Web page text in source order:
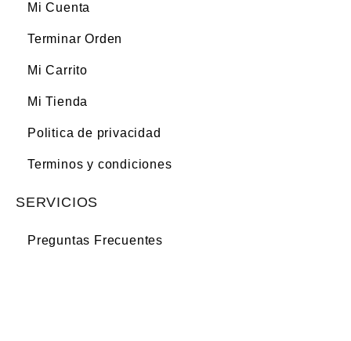
Mi Cuenta
Terminar Orden
Mi Carrito
Mi Tienda
Politica de privacidad
Terminos y condiciones
SERVICIOS
Preguntas Frecuentes